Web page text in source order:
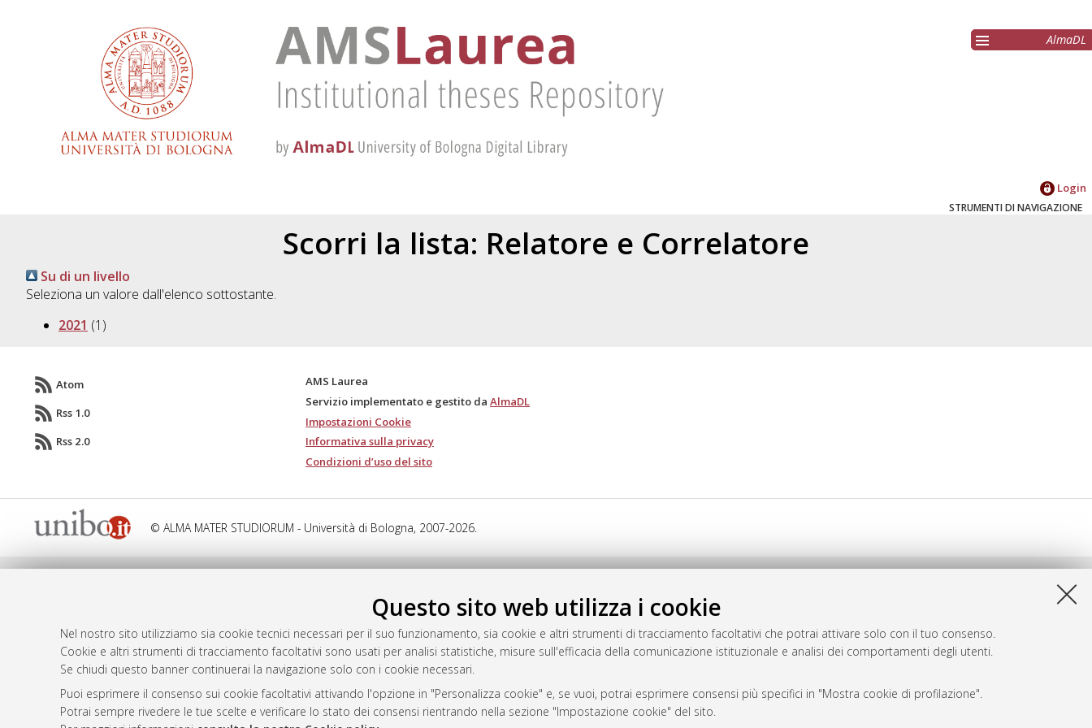
Questo sito web utilizza i cookie
Nel nostro sito utilizziamo sia cookie tecnici necessari per il suo funzionamento, sia cookie e altri strumenti di tracciamento facoltativi che potrai attivare solo con il tuo consenso.
Cookie e altri strumenti di tracciamento facoltativi sono usati per analisi statistiche, misure sull'efficacia della comunicazione istituzionale e analisi dei comportamenti degli utenti.
Se chiudi questo banner continuerai la navigazione solo con i cookie necessari.
Puoi esprimere il consenso sui cookie facoltativi attivando l'opzione in "Personalizza cookie" e, se vuoi, potrai esprimere consensi più specifici in "Mostra cookie di profilazione".
Potrai sempre rivedere le tue scelte e verificare lo stato dei consensi rientrando nella sezione "Impostazione cookie" del sito.
AlmaDL
Login
STRUMENTI DI NAVIGAZIONE
Scorri la lista: Relatore e Correlatore
Su di un livello
Seleziona un valore dall'elenco sottostante.
2021 (1)
Atom
Rss 1.0
Rss 2.0
AMS Laurea
Servizio implementato e gestito da AlmaDL
Impostazioni Cookie
Informativa sulla privacy
Condizioni d’uso del sito
© ALMA MATER STUDIORUM - Università di Bologna, 2007-2026.